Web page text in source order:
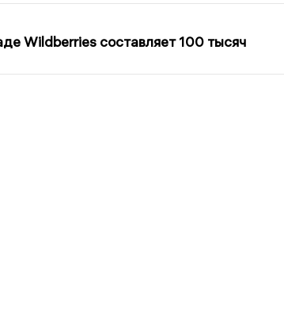
Wildberries составляет 100 тысяч